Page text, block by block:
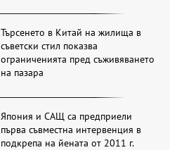
Търсенето в Китай на жилища в
съветски стил показва
ограниченията пред съживяването
на пазара
Япония и САЩ са предприели
първа съвместна интервенция в
подкрепа на йената от 2011 г.